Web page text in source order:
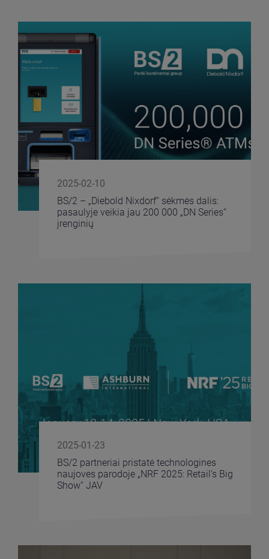
2025-02-10
BS/2 – „Diebold Nixdorf“ sėkmės dalis:
pasaulyje veikia jau 200 000 „DN Series“
įrenginių
2025-01-23
BS/2 partneriai pristatė technologines
naujoves parodoje „NRF 2025: Retail’s Big
Show“ JAV